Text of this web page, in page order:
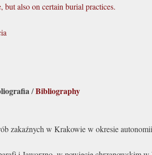
but also on certain burial practices.
/Bibliography
zakaźnych w Krakowie w okresie